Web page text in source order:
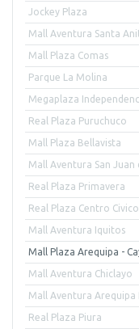
Jockey Plaza
Mall Aventura Santa
Mall Plaza Comas
Parque La Molina
Megaplaza
Real Plaza Puruchuco
Mall Plaza Bellavista
Mall Aventura San Juan
Real Plaza Primavera
Real Plaza Centro Civico
Mall Aventura Iquitos
Mall Plaza Arequipa -
Mall Aventura Chiclayo
Mall Aventura Arequipa
Real Plaza Piura